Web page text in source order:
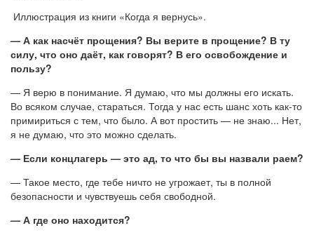
Иллюстрация из книги «Когда я вернусь».
— А как насчёт прощения? Вы верите в прощение? В ту
силу, что оно даёт, как говорят? В его освобождение и
пользу?
— Я верю в понимание. Я думаю, что мы должны его искать.
Во всяком случае, стараться. Тогда у нас есть шанс хоть как-то
примириться с тем, что было. А вот простить — не знаю... Нет,
я не думаю, что это можно сделать.
— Если концлагерь — это ад, то что бы вы назвали раем?
— Такое место, где тебе ничто не угрожает, ты в полной
безопасности и чувствуешь себя свободной.
— А где оно находится?